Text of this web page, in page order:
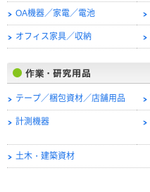
OA機器／家電／電池
オフィス家具／収納
テープ／梱包資材／店舗用品
計測機器
土木・建築資材